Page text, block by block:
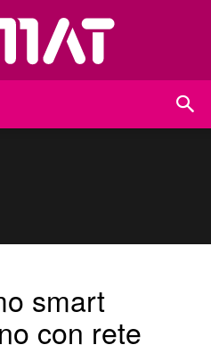
smart
con rete